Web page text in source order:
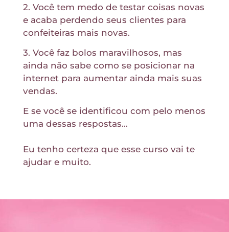
2. Você tem medo de testar coisas novas
e acaba perdendo seus clientes para
confeiteiras mais novas.
3. Você faz bolos maravilhosos, mas
ainda não sabe como se posicionar na
internet para aumentar ainda mais suas
vendas.
E se você se identificou com pelo menos
uma dessas respostas…
Eu tenho certeza que esse curso vai te
ajudar e muito.